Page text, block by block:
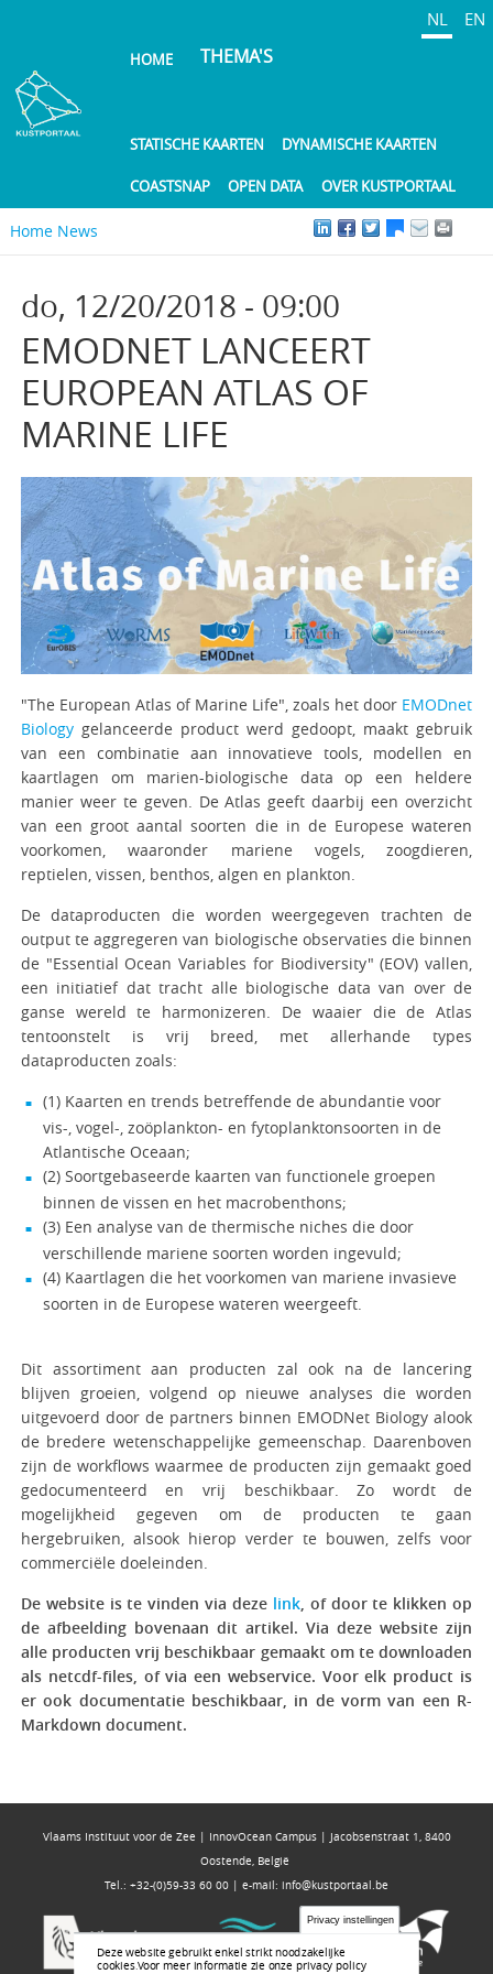
de
inhoud
gaan
NL EN
HOME THEMA'S
STATISCHE KAARTEN DYNAMISCHE KAARTEN
COASTSNAP OPEN DATA OVER KUSTPORTAAL
Home News
do, 12/20/2018 - 09:00
EMODNET LANCEERT
EUROPEAN ATLAS OF
MARINE LIFE
"The European Atlas of Marine Life", zoals het door EMODnet
Biologygelanceerde product werd gedoopt, maakt gebruik
van een combinatie aan innovatieve tools, modellen en
kaartlagen om marien-biologische data op een heldere
manier weer te geven. De Atlas geeft daarbij een overzicht
van een groot aantal soorten die in de Europese wateren
voorkomen, waaronder mariene vogels, zoogdieren,
reptielen, vissen, benthos, algen en plankton.
De dataproducten die worden weergegeven trachten de
output te aggregeren van biologische observaties die binnen
de "Essential Ocean Variables for Biodiversity" (EOV) vallen,
een initiatief dat tracht alle biologische data van over de
ganse wereld te harmonizeren. De waaier die de Atlas
tentoonstelt is vrij breed, met allerhande types
dataproducten zoals:
(1) Kaarten en trends betreffende de abundantie voor
vis-, vogel-, zoöplankton- en fytoplanktonsoorten in de
Atlantische Oceaan;
(2) Soortgebaseerde kaarten van functionele groepen
binnen de vissen en het macrobenthons;
(3) Een analyse van de thermische niches die door
verschillende mariene soorten worden ingevuld;
(4) Kaartlagen die het voorkomen van mariene invasieve
soorten in de Europese wateren weergeeft.
Dit assortiment aan producten zal ook na de lancering
blijven groeien, volgend op nieuwe analyses die worden
uitgevoerd door de partners binnen EMODNet Biology alook
de bredere wetenschappelijke gemeenschap. Daarenboven
zijn de workflows waarmee de producten zijn gemaakt goed
gedocumenteerd en vrij beschikbaar. Zo wordt de
mogelijkheid gegeven om de producten te gaan
hergebruiken, alsook hierop verder te bouwen, zelfs voor
commerciële doeleinden.
De website is te vinden via deze link, of door te klikken op
de afbeelding bovenaan dit artikel. Via deze website zijn
alle producten vrij beschikbaar gemaakt om te downloaden
als netcdf-files, of via een webservice. Voor elk product is
er ook documentatie beschikbaar, in de vorm van een R-
Markdown document.
Vlaams Instituut voor de Zee | InnovOcean Campus | Jacobsenstraat 1, 8400
Oostende, België
Tel.: +32-(0)59-33 60 00 | e-mail: info@kustportaal.be
Privacy instellingen
Deze website gebruikt enkel strikt noodzakelijke
cookies.Voor meer informatie zie onze privacy policy